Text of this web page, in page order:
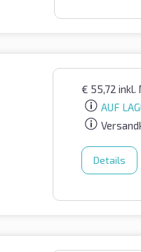
€ 55,72 inkl.
AUF
Details